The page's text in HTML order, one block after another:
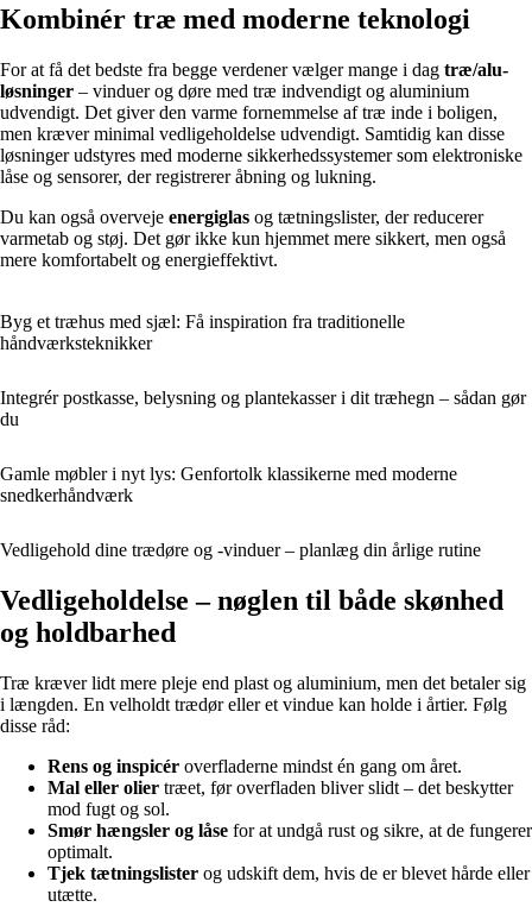
Kombinér træ med moderne teknologi
For at få det bedste fra begge verdener vælger mange i dag træ/alu-
løsninger – vinduer og døre med træ indvendigt og aluminium
udvendigt. Det giver den varme fornemmelse af træ inde i boligen,
men kræver minimal vedligeholdelse udvendigt. Samtidig kan disse
løsninger udstyres med moderne sikkerhedssystemer som elektroniske
låse og sensorer, der registrerer åbning og lukning.
Du kan også overveje energiglas og tætningslister, der reducerer
varmetab og støj. Det gør ikke kun hjemmet mere sikkert, men også
mere komfortabelt og energieffektivt.
Byg et træhus med sjæl: Få inspiration fra traditionelle
håndværksteknikker
Integrér postkasse, belysning og plantekasser i dit træhegn – sådan gør
du
Gamle møbler i nyt lys: Genfortolk klassikerne med moderne
snedkerhåndværk
Vedligehold dine trædøre og -vinduer – planlæg din årlige rutine
Vedligeholdelse – nøglen til både skønhed
og holdbarhed
Træ kræver lidt mere pleje end plast og aluminium, men det betaler sig
i længden. En velholdt trædør eller et vindue kan holde i årtier. Følg
disse råd:
Rens og inspicér overfladerne mindst én gang om året.
Mal eller olier træet, før overfladen bliver slidt – det beskytter
mod fugt og sol.
Smør hængsler og låse for at undgå rust og sikre, at de fungerer
optimalt.
Tjek tætningslister og udskift dem, hvis de er blevet hårde eller
utætte.